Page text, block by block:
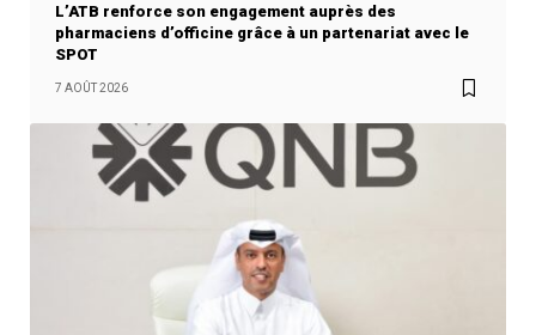
L’ATB renforce son engagement auprès des
pharmaciens d’officine grâce à un partenariat avec le
SPOT
7 AOÛT 2026